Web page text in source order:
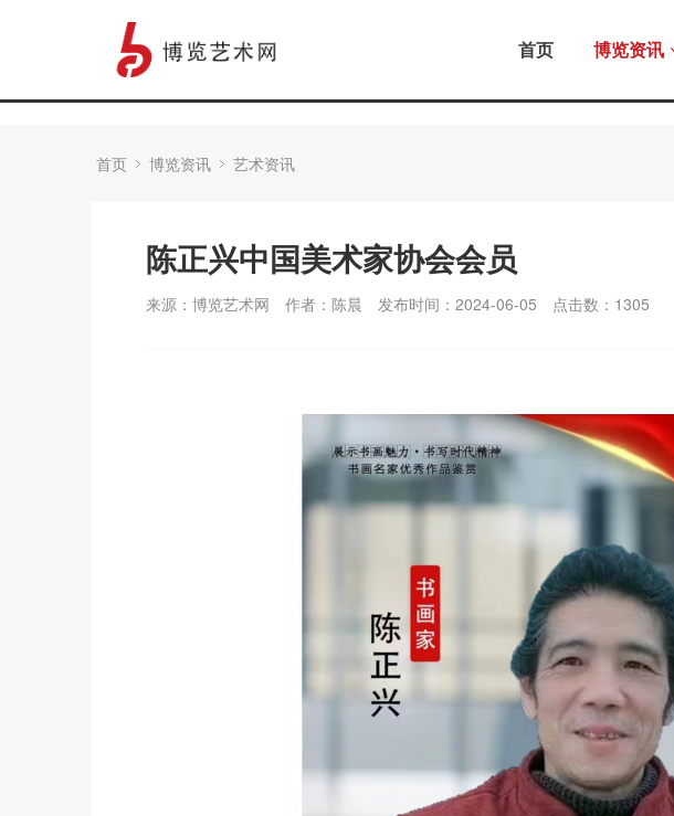
首页 博览资讯
首页 博览资讯 艺术资讯
陈正兴中国美术家协会会员
来源：博览艺术网 作者：陈晨 发布时间：2024-06-05 点击数： 1305